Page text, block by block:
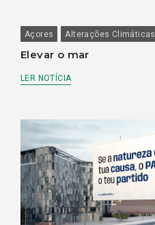
Açores Alterações Climáticas
Elevar o mar
LER NOTÍCIA